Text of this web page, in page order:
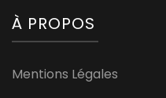
À PROPOS
Mentions Légales